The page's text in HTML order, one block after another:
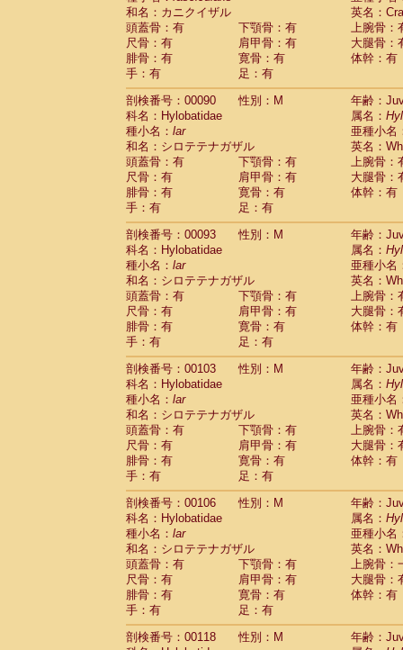
Hylobatidae
HylobatidaeHylobates moloch(0)
Hylobatidae Hylobates muelleri(0)
HylobatidaeHylobates pileatus(2)
Hylobatidae Hylobates
HylobatidaeHylobateshybrid(0)
HylobatidaeNomascus concolor(0)
Hylobatidae
Symphalangus
Hominidae
(0)
HominidaePan troglodytes
Hominidae Gorilla gorilla beringei(0)
Hominidae Gorilla gorilla gorilla(0)
Primates misc.(0)
Scandentia Dendrogale melanura
Scandentia Ptilocercus lowii
Scandentia
Scandentia
ScandentiaTupaia minor
和名：カニクイザル
英名：
頭蓋骨：有
下顎骨：有
上腕骨：
尺骨：有
肩甲骨：有
大腿骨：
腓骨：有
寛骨：有
体幹：有
手：有
足：有
剖検番号：00090
性別：M
年齢：
科名：Hylobatidae
属名：
種小名： lar
亜種小名
和名：シロテテナガザル
英名：
頭蓋骨：有
下顎骨：有
上腕骨：
尺骨：有
肩甲骨：有
大腿骨：
腓骨：有
寛骨：有
体幹：有
手：有
足：有
剖検番号：00093
性別：M
年齢：
科名：Hylobatidae
属名：
種小名： lar
亜種小名
和名：シロテテナガザル
英名：
頭蓋骨：有
下顎骨：有
上腕骨：
尺骨：有
肩甲骨：有
大腿骨：
腓骨：有
寛骨：有
体幹：有
手：有
足：有
剖検番号：00103
性別：M
年齢：
科名：Hylobatidae
属名：
種小名： lar
亜種小名
和名：シロテテナガザル
英名：
頭蓋骨：有
下顎骨：有
上腕骨：
尺骨：有
肩甲骨：有
大腿骨：
腓骨：有
寛骨：有
体幹：有
手：有
足：有
剖検番号：00106
性別：M
年齢：
科名：Hylobatidae
属名：
種小名： lar
亜種小名
和名：シロテテナガザル
英名：
頭蓋骨：有
下顎骨：有
上腕骨：
尺骨：有
肩甲骨：有
大腿骨：
腓骨：有
寛骨：有
体幹：有
手：有
足：有
剖検番号：00118
性別：M
年齢：